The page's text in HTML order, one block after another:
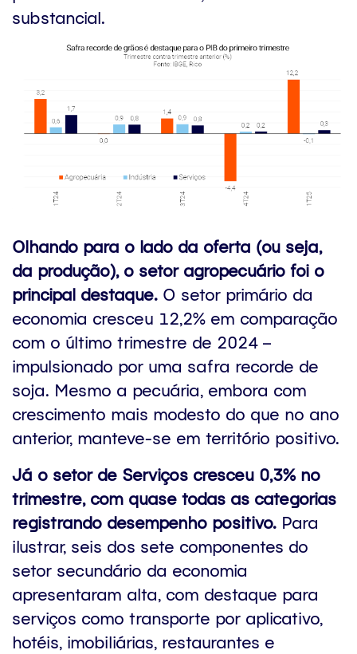
substancial.
Olhando para o lado da oferta (ou seja,
da produção), o setor agropecuário foi o
principal destaque. O setor primário da
economia cresceu 12,2% em comparação
com o último trimestre de 2024 –
impulsionado por uma safra recorde de
soja. Mesmo a pecuária, embora com
crescimento mais modesto do que no ano
anterior, manteve-se em território positivo.
Já o setor de Serviços cresceu 0,3% no
trimestre, com quase todas as categorias
registrando desempenho positivo. Para
ilustrar, seis dos sete componentes do
setor secundário da economia
apresentaram alta, com destaque para
serviços como transporte por aplicativo,
hotéis, imobiliárias, restaurantes e